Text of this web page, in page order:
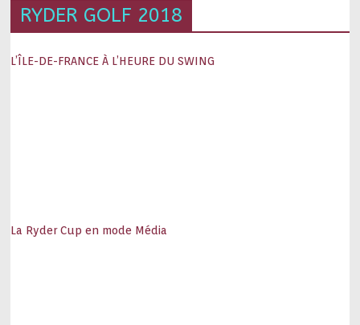
RYDER GOLF 2018
L’ÎLE-DE-FRANCE À L’HEURE DU SWING
La Ryder Cup en mode Média